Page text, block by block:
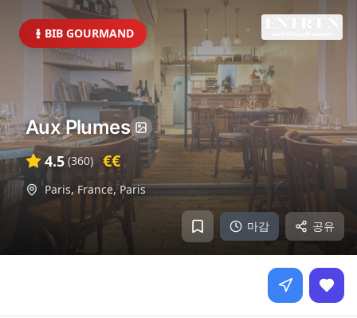
BIB GOURMAND
마감 공유
Aux Plumes
4.5 (360) €€
Paris, France,Paris